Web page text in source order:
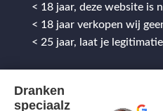
< 18 jaar, deze website is
< 18 jaar verkopen wij
< 25 jaar, laat je
Dranken
speciaalz